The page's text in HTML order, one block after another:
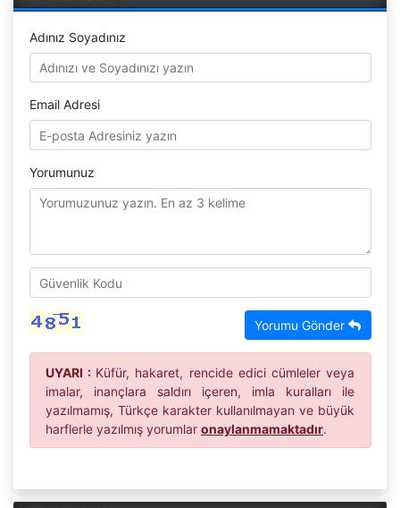
Adınız Soyadınız
Email Adresi
Yorumunuz
Yorumu Gönder
UYARI : Küfür, hakaret, rencide edici cümleler veya
imalar, inançlara saldırı içeren, imla kuralları ile
yazılmamış, Türkçe karakter kullanılmayan ve büyük
harflerle yazılmış yorumlar onaylanmamaktadır.